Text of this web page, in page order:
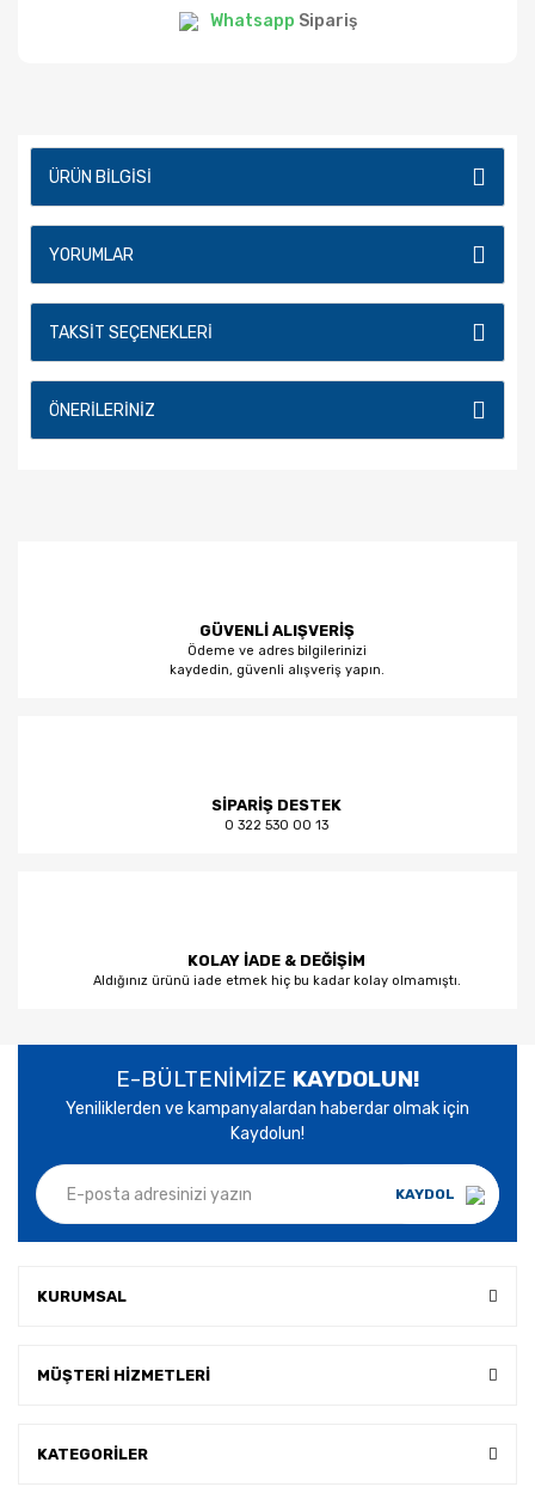
Whatsapp Sipariş
ÜRÜN BILGISI
YORUMLAR
TAKSIT SEÇENEKLERI
ÖNERILERINIZ
GÜVENLİ ALIŞVERİŞ
Ödeme ve adres bilgilerinizi
kaydedin, güvenli alışveriş yapın.
SİPARİŞ DESTEK
0 322 530 00 13
KOLAY İADE & DEĞİŞİM
Aldığınız ürünü iade etmek hiç bu kadar kolay olmamıştı.
E-BÜLTENİMİZE KAYDOLUN!
Yeniliklerden ve kampanyalardan haberdar olmak için
Kaydolun!
KAYDOL
KURUMSAL
MÜŞTERİ HİZMETLERİ
KATEGORİLER